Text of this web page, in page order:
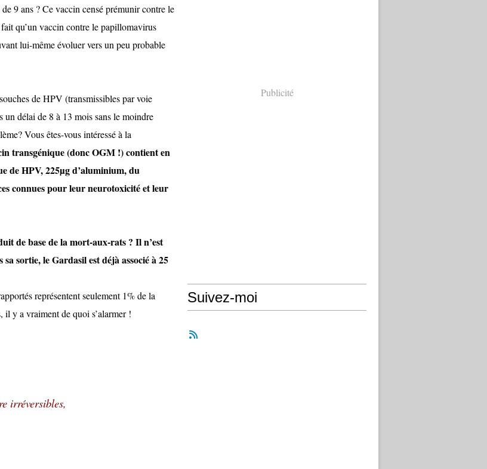
9 ans ? Ce vaccin censé prémunir contre le
qu’un vaccin contre le papillomavirus
lui-même évoluer vers un peu probable
de HPV (transmissibles par voie
un délai de 8 à 13 mois sans le moindre
Vous êtes-vous intéressé à la
transgénique (donc OGM !) contient en
de HPV, 225µg d’aluminium, du
connues pour leur neurotoxicité et leur
de base de la mort-aux-rats ? Il n’est
sortie, le Gardasil est déjà associé à 25
représentent seulement 1% de la
il y a vraiment de quoi s’alarmer !
irréversibles,
Publicité
Suivez-moi